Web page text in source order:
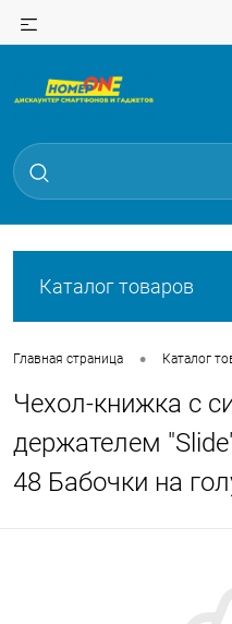
Каталог товаров
Главная страница • Каталог
Чехол-книжка с
держателем
48 Бабочки на
Для клиентов всех банков
Разбейте
без
Сегодня
Добавляйте